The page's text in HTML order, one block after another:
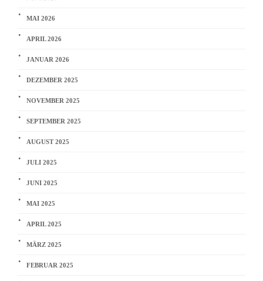
MAI 2026
APRIL 2026
JANUAR 2026
DEZEMBER 2025
NOVEMBER 2025
SEPTEMBER 2025
AUGUST 2025
JULI 2025
JUNI 2025
MAI 2025
APRIL 2025
MÄRZ 2025
FEBRUAR 2025